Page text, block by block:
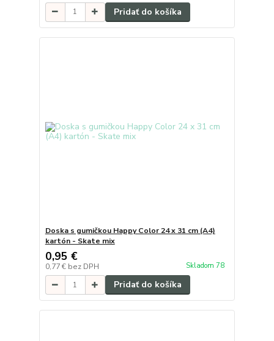
Pridať do košíka
Doska s gumičkou Happy Color 24 x 31 cm (A4)
kartón - Skate mix
0,95 €
0,77 € bez DPH Skladom 78
Pridať do košíka